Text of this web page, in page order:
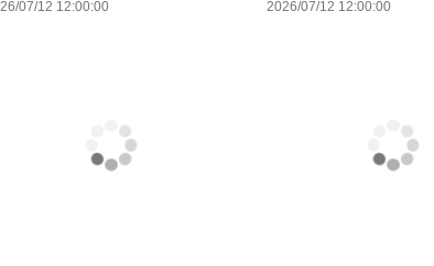
07/12 12:00:00 2026/07/12 12:00:00